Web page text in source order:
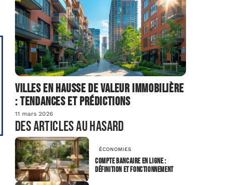
Villes en hausse de valeur immobilière
: tendances et prédictions
11 mars 2026
Des articles au hasard
ÉCONOMIES
Compte bancaire en ligne :
définition et fonctionnement